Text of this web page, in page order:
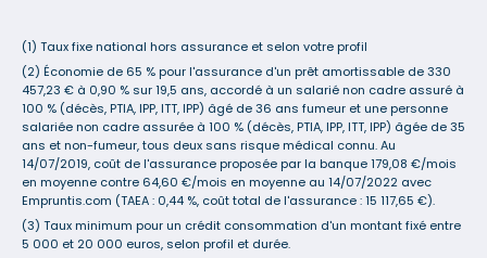
(1) Taux fixe national hors assurance et selon votre profil
(2) Économie de 65 % pour l'assurance d'un prêt amortissable de 330
457,23 € à 0,90 % sur 19,5 ans, accordé à un salarié non cadre assuré à
100 % (décès, PTIA, IPP, ITT, IPP) âgé de 36 ans fumeur et une personne
salariée non cadre assurée à 100 % (décès, PTIA, IPP, ITT, IPP) âgée de 35
ans et non-fumeur, tous deux sans risque médical connu. Au
14/07/2019, coût de l'assurance proposée par la banque 179,08 €/mois
en moyenne contre 64,60 €/mois en moyenne au 14/07/2022 avec
Empruntis.com (TAEA : 0,44 %, coût total de l'assurance : 15 117,65 €).
(3) Taux minimum pour un crédit consommation d'un montant fixé entre
5 000 et 20 000 euros, selon profil et durée.